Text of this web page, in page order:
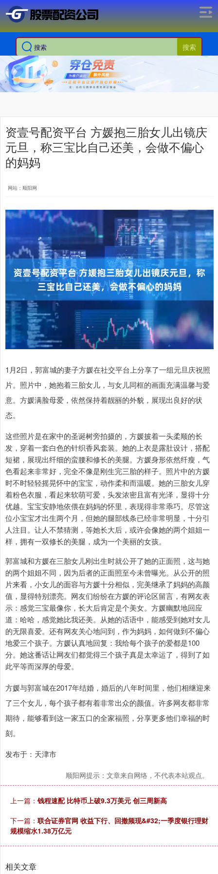
搜索
资壹号配资平台 方媛抱三胎女儿出镜庆
元旦，称三宝比自己还美，会做不偏心
的妈妈
网站：顺阳网
1月2日，郭富城的妻子方媛在社交平台上分享了一组元旦庆祝照
片。照片中，她抱着三胎女儿，与女儿同框的画面充满温馨与爱
意。方媛满脸母爱，依然保持着靓丽的外貌，展现出良好的状
态。
这些照片是在家中的圣诞树旁拍摄的，方媛披着一头柔顺的长
发，穿着一套白色的针织香风套装。她的上衣是露肚设计，搭配
短裙，展现出纤细的蛮腰和修长的美腿。方媛身形依然纤瘦，气
色看起来非常好，完全不像是刚生完三胎的样子。照片中的方媛
时不时轻轻摇晃怀中的宝宝，动作柔和而温暖。她的三胎女儿穿
着粉色衣服，看起来软萌可爱，头发浓密且富有光泽，显得十分
优越。宝宝安静地依偎在妈妈的怀里，表现得非常乖巧。尽管这
位小宝宝才出生两个月，但她的腿部线条已经非常明显，十分引
人注目。让人不禁猜测，等她长大后，或许会像她的两个姐姐一
样，拥有一双修长的美腿，成为一个美丽的女孩。
郭富城和方媛在三胎女儿刚出生时就公开了她的正面照，这与她
的两个姐姐不同，因为后者的正面照至今未曾曝光。从公开的照
片来看，小女儿的面容与方媛十分相似，完美继承了妈妈的高颜
值，显得特别漂亮。网友们纷纷在方媛的评论区留言，有网友表
示：感觉三宝最像你，长大后肯定是个美女。方媛幽默地回应
道：哈哈，感觉她比我还美。从她的话语中，能感受到她对女儿
的无限喜爱。还有网友关心地问到，作为妈妈，如何做到不偏心
地爱三个孩子。方媛认真地回复：我给每个孩子的爱都是100
分。她这番话让网友们都觉得三个孩子真是太幸运了，得到了如
此平等而深厚的母爱。
方媛与郭富城在2017年结婚，婚后的八年时间里，他们相继迎来
了三个女儿，每个孩子都有着非常出众的颜值。许多网友都非常
期待，能够看到这一家五口的全家福照，分享更多他们幸福的时
刻。
发布于：天津市
顺阳网提示：文章来自网络，不代表本站观点。
上一篇： 钱程速配 比特币上破9.3万美元 创三周新高
下一篇： 联合证券官网 收益下行、回撤频现&#32;一季度银行理财
规模缩水1.38万亿元
相关文章